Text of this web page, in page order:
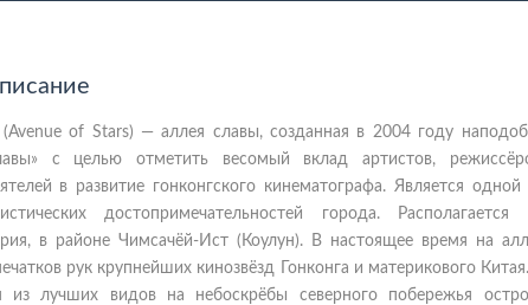
(Avenue of Stars) — аллея славы, созданная в 2004 году
с целью отметить весомый вклад артистов,
в развитие гонконгского кинематографа. Является одной
достопримечательностей города. Располагается
в районе Чимсачёй-Ист (Коулун). В настоящее время на
рук крупнейших кинозвёзд Гонконга и материкового
из лучших видов на небоскрёбы северного побережья